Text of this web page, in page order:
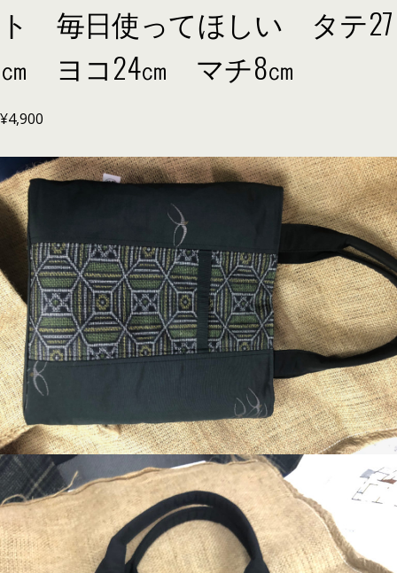
ト 毎日使ってほしい タテ27
㎝ ヨコ24㎝ マチ8㎝
¥4,900